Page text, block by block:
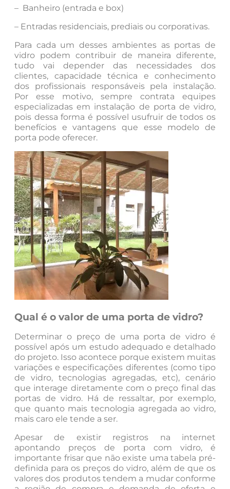
– Banheiro (entrada e box)
– Entradas residenciais, prediais ou corporativas.
Para cada um desses ambientes as portas de
vidro podem contribuir de maneira diferente,
tudo vai depender das necessidades dos
clientes, capacidade técnica e conhecimento
dos profissionais responsáveis pela instalação.
Por esse motivo, sempre contrata equipes
especializadas em instalação de porta de vidro,
pois dessa forma é possível usufruir de todos os
benefícios e vantagens que esse modelo de
porta pode oferecer.
Qual é o valor de uma porta de vidro?
Determinar o preço de uma porta de vidro é
possível após um estudo adequado e detalhado
do projeto. Isso acontece porque existem muitas
variações e especificações diferentes (como tipo
de vidro, tecnologias agregadas, etc), cenário
que interage diretamente com o preço final das
portas de vidro. Há de ressaltar, por exemplo,
que quanto mais tecnologia agregada ao vidro,
mais caro ele tende a ser.
Apesar de existir registros na internet
apontando preços de porta com vidro, é
importante frisar que não existe uma tabela pré-
definida para os preços do vidro, além de que os
valores dos produtos tendem a mudar conforme